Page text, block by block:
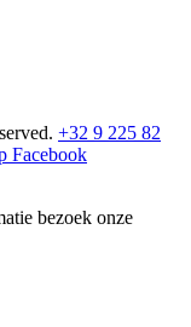
+32 9 225 82
Facebook
bezoek onze